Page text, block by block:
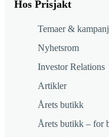
Hos Prisjakt
Temaer &
Nyhetsrom
Investor Relations
Artikler
Årets butikk
Årets butikk – for